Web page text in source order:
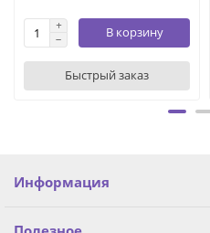
В корзину
Быстрый заказ
Информация